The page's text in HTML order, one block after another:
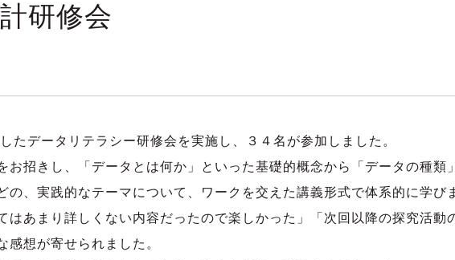
研修会
たデータリテラシー研修会を実施し、３４名が参加しました。
お招きし、「データとは何か」といった基礎的概念から「データの種
の、実践的なテーマについて、ワークを交えた講義形式で体系的に学び
はあまり詳しくない内容だったので楽しかった」「次回以降の探究活
想が寄せられました。